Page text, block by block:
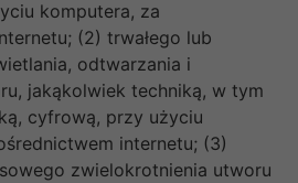
komputera, za
(2) trwałego lub
odtwarzania i
jakąkolwiek techniką, w tym
cyfrową, przy użyciu
internetu; (3)
zwielokrotnienia utworu